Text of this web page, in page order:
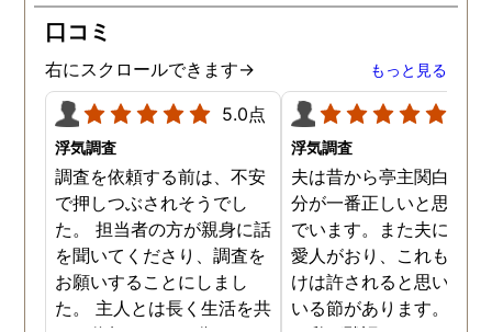
口コミ
右にスクロールできます→ もっと見る
5.0点
浮気調査
調査を依頼する前は、不安
で押しつぶされそうでし
た。 担当者の方が親身に話
を聞いてくださり、調査を
お願いすることにしまし
た。 主人とは長く生活を共
浮気調査
夫は昔から亭主関白で、
分が一番正しいと思い込
でいます。また夫には長
愛人がおり、これも自分
けは許されると思い込ん
いる節があります。もち